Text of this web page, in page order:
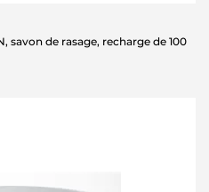
savon de rasage, recharge de 100